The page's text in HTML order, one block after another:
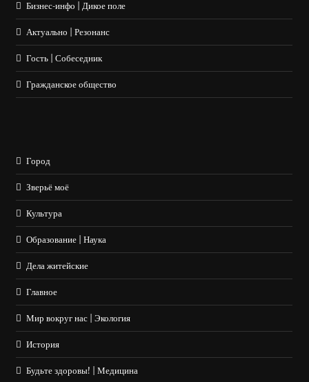
Бизнес-инфо | Дикое поле
Актуально | Резонанс
Гость | Собеседник
Гражданское общество
Город
Зверьё моё
Культура
Образование | Наука
Дела житейские
Главное
Мир вокруг нас | Экология
История
Будьте здоровы! | Медицина